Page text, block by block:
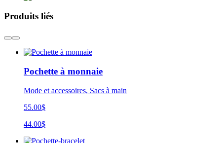
Produits liés
Pochette à monnaie
Mode et accessoires, Sacs à main
55.00$
44.00$